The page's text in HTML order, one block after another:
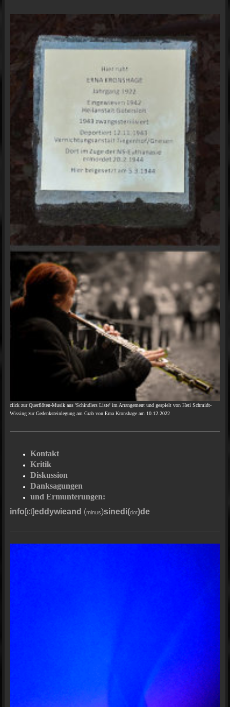
click zur Querflöten-Musik aus 'Schindlers Liste' im Arrangement und gespielt von Heti Schmidt-
Wissing zur Gedenksteinlegung am Grab von Erna Kronshage am 10.12.2022
Kontakt
Kritik
Diskussion
Danksagungen
und Ermunterungen:
info[ɛt]eddywieand (minus)sinedi(dot)de